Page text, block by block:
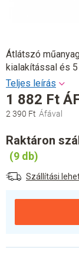
Átlátszó
kialakítással és 5
2 390 Ft
1 882 Ft
Egységár:
Raktáron
(9 db)
Szállítási